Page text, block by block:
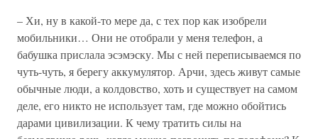
– Хи, ну в какой-то мере да, с тех пор как изобрели
мобильники… Они не отобрали у меня телефон, а
бабушка прислала эсэмэску. Мы с ней переписываемся по
чуть-чуть, я берегу аккумулятор. Арчи, здесь живут самые
обычные люди, а колдовство, хоть и существует на самом
деле, его никто не использует там, где можно обойтись
дарами цивилизации. К чему тратить силы на